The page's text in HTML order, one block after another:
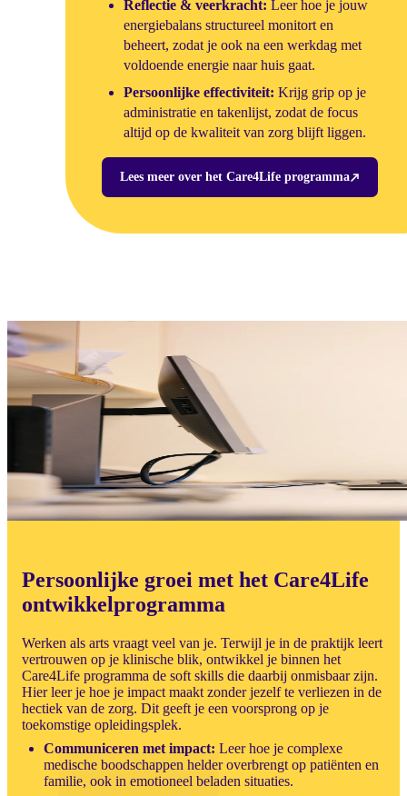
Reflectie & veerkracht: Leer hoe je jouw
energiebalans structureel monitort en
beheert, zodat je ook na een werkdag met
voldoende energie naar huis gaat.
Persoonlijke effectiviteit: Krijg grip op je
administratie en takenlijst, zodat de focus
altijd op de kwaliteit van zorg blijft liggen.
Lees meer over het Care4Life programma
Persoonlijke groei met het Care4Life
ontwikkelprogramma
Werken als arts vraagt veel van je. Terwijl je in de praktijk leert
vertrouwen op je klinische blik, ontwikkel je binnen het
Care4Life programma de soft skills die daarbij onmisbaar zijn.
Hier leer je hoe je impact maakt zonder jezelf te verliezen in de
hectiek van de zorg. Dit geeft je een voorsprong op je
toekomstige opleidingsplek.
Communiceren met impact: Leer hoe je complexe
medische boodschappen helder overbrengt op patiënten en
familie, ook in emotioneel beladen situaties.